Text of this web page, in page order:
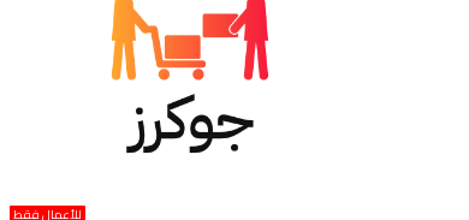
للأعمال فقط